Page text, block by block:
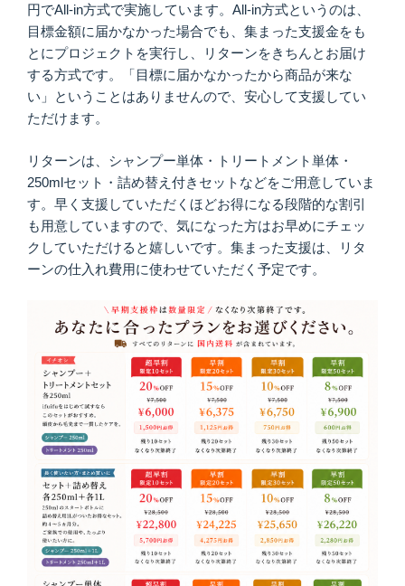
円でAll-in方式で実施しています。All-in方式というのは、
目標金額に届かなかった場合でも、集まった支援金をも
とにプロジェクトを実行し、リターンをきちんとお届け
する方式です。「目標に届かなかったから商品が来な
い」ということはありませんので、安心して支援してい
ただけます。
リターンは、シャンプー単体・トリートメント単体・
250mlセット・詰め替え付きセットなどをご用意していま
す。早く支援していただくほどお得になる段階的な割引
も用意していますので、気になった方はお早めにチェッ
クしていただけると嬉しいです。集まった支援は、リタ
ーンの仕入れ費用に使わせていただく予定です。